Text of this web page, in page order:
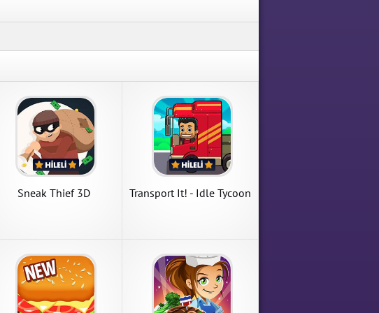
Sneak Thief 3D
APK İndir
Transport It! - Idle Tycoon
Transport It! - Idle
Tycoon
Transport It! - Idle Tycoon
1.7.1 Para Hileli Mod Apk
APK İndir
Cooking Craze
Cooking Craze 1.85.1 Para
Hileli Mod Apk indir